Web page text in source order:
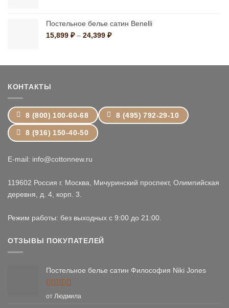
–
19,199 ₽
Постельное белье сатин Benelli
15,899 ₽ – 24,399 ₽Диапазон
–
КОНТАКТЫ
8 (800) 100-60-68 8 (495) 792-29-10
8 (916) 150-40-50
E-mail: info@cottonnew.ru
119602 Россия г. Москва, Мичуринский проспект, Олимпийская
деревня, д. 4, корп. 3.
Режим работы: без выходных с 9:00 до 21:00.
ОТЗЫВЫ ПОКУПАТЕЛЕЙ
Постельное белье сатин Философия Niki Jones
Оценка5
от Людмила